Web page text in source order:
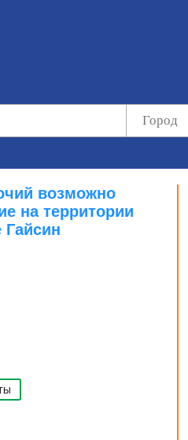
возможно
на территории
Гайсин